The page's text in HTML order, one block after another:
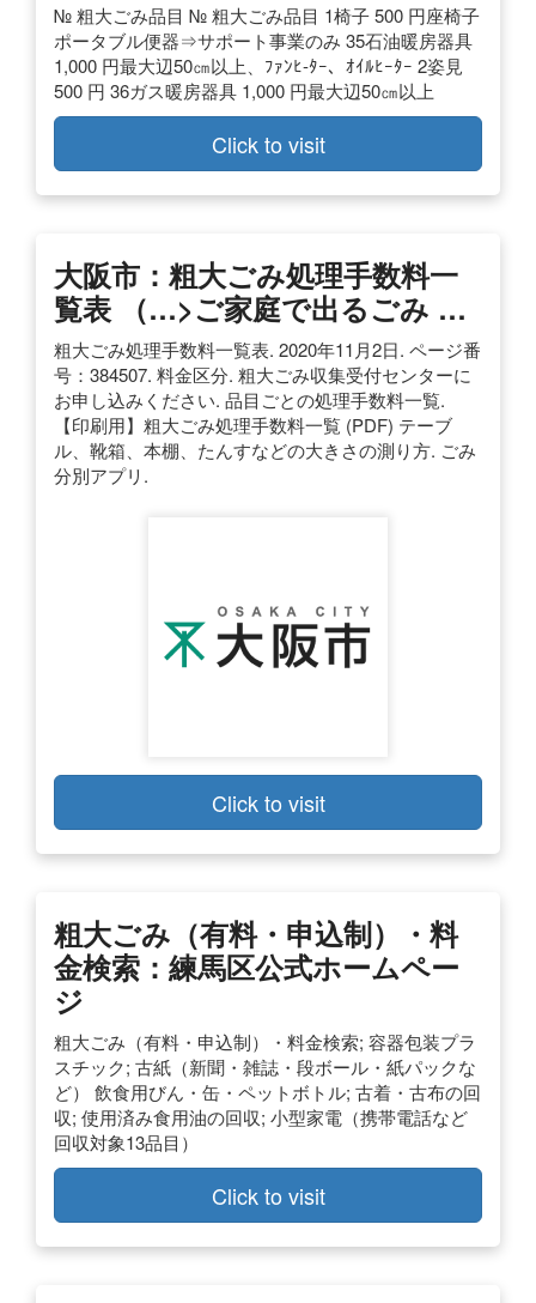
№ 粗大ごみ品目 № 粗大ごみ品目 1椅子 500 円座椅子
ポータブル便器⇒サポート事業のみ 35石油暖房器具
1,000 円最大辺50㎝以上、ﾌｧﾝﾋ-ﾀｰ、ｵｲﾙﾋｰﾀｰ 2姿見
500 円 36ガス暖房器具 1,000 円最大辺50㎝以上
Click to visit
大阪市：粗大ごみ処理手数料一
覧表 （…>ご家庭で出るごみ …
粗大ごみ処理手数料一覧表. 2020年11月2日. ページ番
号：384507. 料金区分. 粗大ごみ収集受付センターに
お申し込みください. 品目ごとの処理手数料一覧.
【印刷用】粗大ごみ処理手数料一覧 (PDF) テーブ
ル、靴箱、本棚、たんすなどの大きさの測り方. ごみ
分別アプリ.
Click to visit
粗大ごみ（有料・申込制）・料
金検索：練馬区公式ホームペー
ジ
粗大ごみ（有料・申込制）・料金検索; 容器包装プラ
スチック; 古紙（新聞・雑誌・段ボール・紙パックな
ど） 飲食用びん・缶・ペットボトル; 古着・古布の回
収; 使用済み食用油の回収; 小型家電（携帯電話など
回収対象13品目）
Click to visit